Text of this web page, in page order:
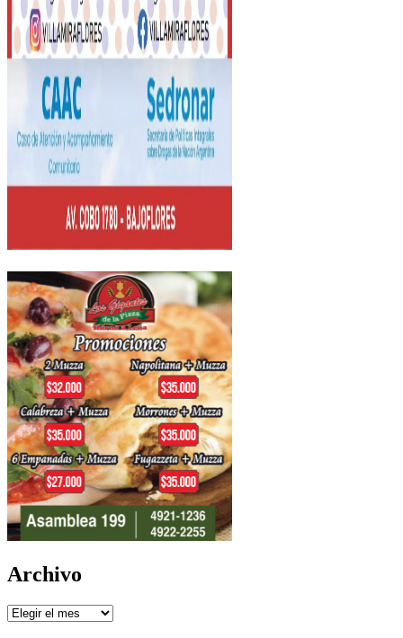
Archivo
Archivo